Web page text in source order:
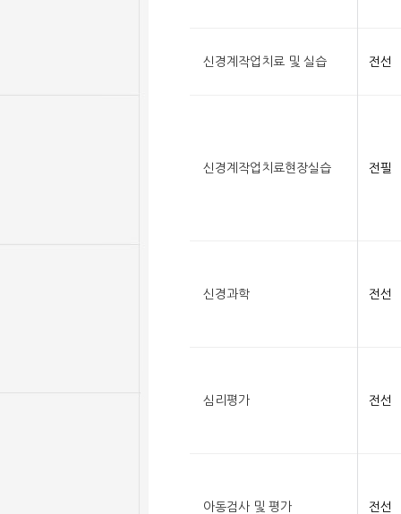
신경계작업치료 및 실습 전선
신경계작업치료현장실습 전필
신경과학 전선
심리평가 전선
아동검사 및 평가 전선